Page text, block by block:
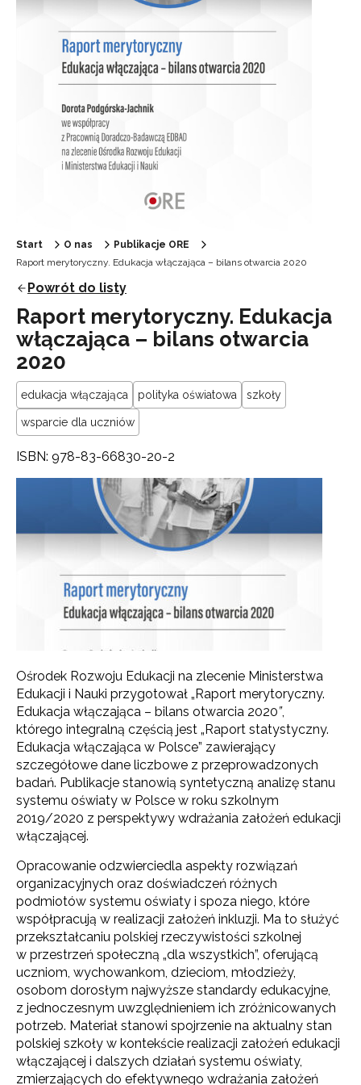
Start O nas
Publikacje ORE
Raport merytoryczny. Edukacja włączająca – bilans otwarcia 2020
Powrót do listy
Raport merytoryczny. Edukacja
włączająca – bilans otwarcia
2020
edukacja włączająca polityka oświatowa szkoły
wsparcie dla uczniów
ISBN: 978-83-66830-20-2
Ośrodek Rozwoju Edukacji na zlecenie Ministerstwa
Edukacji i Nauki przygotował „Raport merytoryczny.
Edukacja włączająca – bilans otwarcia 2020”,
którego integralną częścią jest „Raport statystyczny.
Edukacja włączająca w Polsce” zawierający
szczegółowe dane liczbowe z przeprowadzonych
badań. Publikacje stanowią syntetyczną analizę stanu
systemu oświaty w Polsce w roku szkolnym
2019/2020 z perspektywy wdrażania założeń edukacji
włączającej.
Opracowanie odzwierciedla aspekty rozwiązań
organizacyjnych oraz doświadczeń różnych
podmiotów systemu oświaty i spoza niego, które
współpracują w realizacji założeń inkluzji. Ma to służyć
przekształcaniu polskiej rzeczywistości szkolnej
w przestrzeń społeczną „dla wszystkich”, oferującą
uczniom, wychowankom, dzieciom, młodzieży,
osobom dorosłym najwyższe standardy edukacyjne,
z jednoczesnym uwzględnieniem ich zróżnicowanych
potrzeb. Materiał stanowi spojrzenie na aktualny stan
polskiej szkoły w kontekście realizacji założeń edukacji
włączającej i dalszych działań systemu oświaty,
zmierzających do efektywnego wdrażania założeń